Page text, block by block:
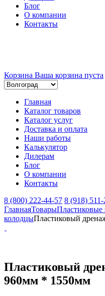
Блог
О компании
Контакты
Корзина Ваша корзина пуста
Главная
Каталог товаров
Каталог услуг
Доставка и оплата
Наши работы
Калькулятор
Дилерам
Блог
О компании
Контакты
8 (800) 222-44-57 8 (918) 511-
ГлавнаяТоварыПластиковые
колодцыПластиковый
Пластиковый
960мм * 1550мм